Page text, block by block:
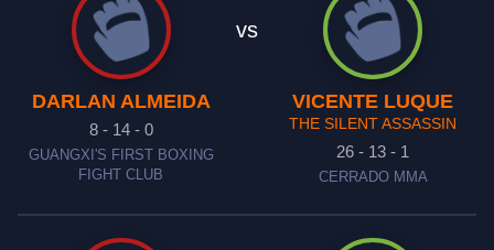
DARLAN ALMEIDA
8 - 14 - 0
GUANGXI'S FIRST BOXING
FIGHT CLUB
vs
VICENTE LUQUE
THE SILENT ASSASSIN
26 - 13 - 1
CERRADO MMA